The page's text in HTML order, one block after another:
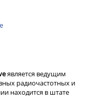
является ведущим
радиочастотных и
находится в штате